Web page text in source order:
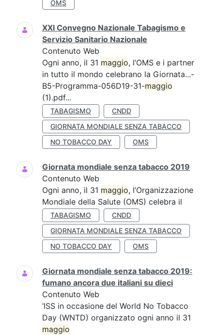
OMS
XXI Convegno Nazionale Tabagismo e
Servizio Sanitario Nazionale
Contenuto Web
Ogni anno, il 31 maggio, l’OMS e i partner
in tutto il mondo celebrano la Giornata...-
B5-Programma-056D19-31-maggio
(1).pdf...
TABAGISMO
CNDD
GIORNATA MONDIALE SENZA TABACCO
NO TOBACCO DAY
OMS
Giornata mondiale senza tabacco 2019
Contenuto Web
Ogni anno, il 31 maggio, l’Organizzazione
Mondiale della Salute (OMS) celebra il
TABAGISMO
CNDD
GIORNATA MONDIALE SENZA TABACCO
NO TOBACCO DAY
OMS
Giornata mondiale senza tabacco 2019:
fumano ancora due italiani su dieci
Contenuto Web
’ISS in occasione del World No Tobacco
Day (WNTD) organizzato ogni anno il 31
maggio